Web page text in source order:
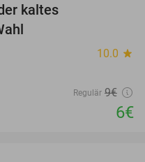
kaltes
10.0 star
Regulär 9€
6€